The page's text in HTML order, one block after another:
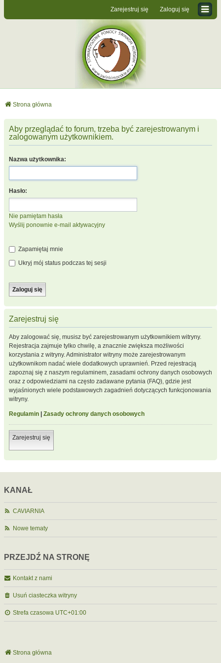
Zaloguj się
Zarejestruj się
Strona główna
Aby przeglądać to forum, trzeba być zarejestrowanym i
zalogowanym użytkownikiem.
Nazwa użytkownika:
Hasło:
Nie pamiętam hasła
Wyślij ponownie e-mail aktywacyjny
Zapamiętaj mnie
Ukryj mój status podczas tej sesji
Zarejestruj się
Aby zalogować się, musisz być zarejestrowanym użytkownikiem witryny.
Rejestracja zajmuje tylko chwilę, a znacznie zwiększa możliwości
korzystania z witryny. Administrator witryny może zarejestrowanym
użytkownikom nadać wiele dodatkowych uprawnień. Przed rejestracją
zapoznaj się z naszym regulaminem, zasadami ochrony danych osobowych
oraz z odpowiedziami na często zadawane pytania (FAQ), gdzie jest
wyjaśnionych wiele podstawowych zagadnień dotyczących funkcjonowania
witryny.
Regulamin Zasady ochrony danych osobowych
Zarejestruj się
KANAŁ
CAVIARNIA
Nowe tematy
PRZEJDŹ NA STRONĘ
Kontakt z nami
Usuń ciasteczka witryny
Strefa czasowa UTC+01:00
Strona główna